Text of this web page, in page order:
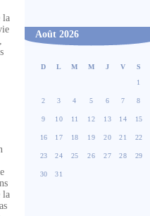
Août 2026
D L M M J V
S
1
2 3 4 5 6 7 8
9 10 11 12 13 14 15
16 17 18 19 20 21 22
23 24 25 26 27 28 29
30 31
la
,
la